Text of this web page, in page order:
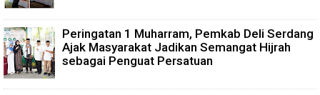
Peringatan 1 Muharram, Pemkab Deli Serdang
Ajak Masyarakat Jadikan Semangat Hijrah
sebagai Penguat Persatuan